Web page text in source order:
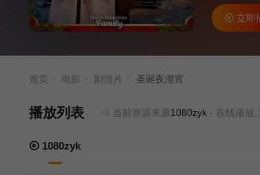
立即
首页 电影 剧情片 圣诞夜澄宵
播放列表当前资源来源1080zyk- 在线播放,无需安装播
1080zyk